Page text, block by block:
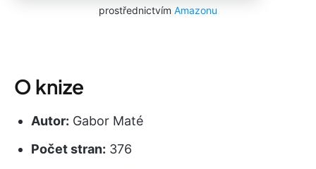
prostřednictvím Amazonu
O knize
Autor: Gabor Maté
Počet stran: 376